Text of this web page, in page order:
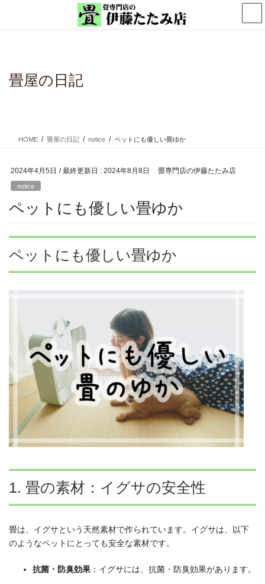
畳屋の日記
HOME 畳屋の日記 notice ペットにも優しい畳ゆか
2024年4月5日 / 最終更新日 : 2024年8月8日 畳専門店の伊藤たたみ店
notice
ペットにも優しい畳ゆか
ペットにも優しい畳ゆか
1. 畳の素材：イグサの安全性
畳は、イグサという天然素材で作られています。イグサは、以下
のようなペットにとっても安全な素材です。
抗菌・防臭効果 ：イグサには、抗菌・防臭効果があります。